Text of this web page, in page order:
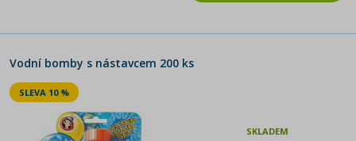
Vodní bomby s nástavcem 200 ks
SLEVA 10 %
SKLADEM